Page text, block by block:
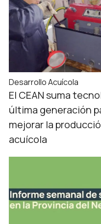
Desarrollo Acuícola
El CEAN suma
última generación
mejorar la
acuícola